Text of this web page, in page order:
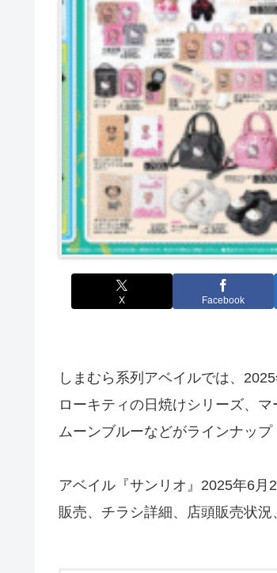
X Facebook
しまむら系列アベイルでは、
ローキティの日焼けシリーズ、
ムーンブルーなどがラインナッ
アベイル『サンリオ』2025年6
販売、チラシ詳細、店頭販売状